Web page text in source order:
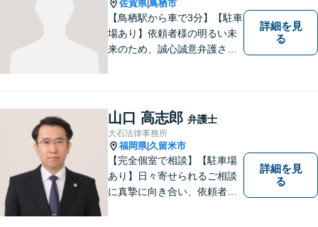
佐賀県|鳥栖市
【鳥栖駅から車で3分】【駐車
場あり】依頼者様の明るい未
来のため、誠心誠意弁護させ
す。インターネット／刑事／
相続など、幅広い困りごとに
対応可能！【完全個室で対
応】
詳細を見
る
山口 高志郎 弁護士
大石法律事務所
福岡県|久留米市
【完全個室で相談】【駐車場
あり】日々寄せられるご相談
に真摯に向き合い、依頼者の
詳細を見
る